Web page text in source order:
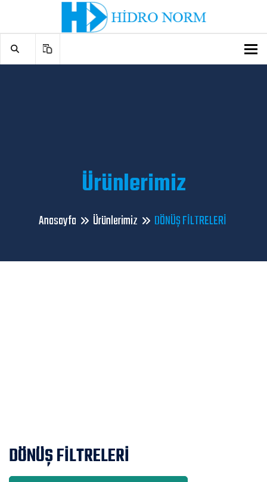
Ürünlerimiz
Anasayfa Ürünlerimiz DÖNÜŞ FİLTRELERİ
DÖNÜŞ FİLTRELERİ